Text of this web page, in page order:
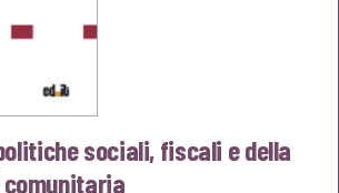
sociali, fiscali e della